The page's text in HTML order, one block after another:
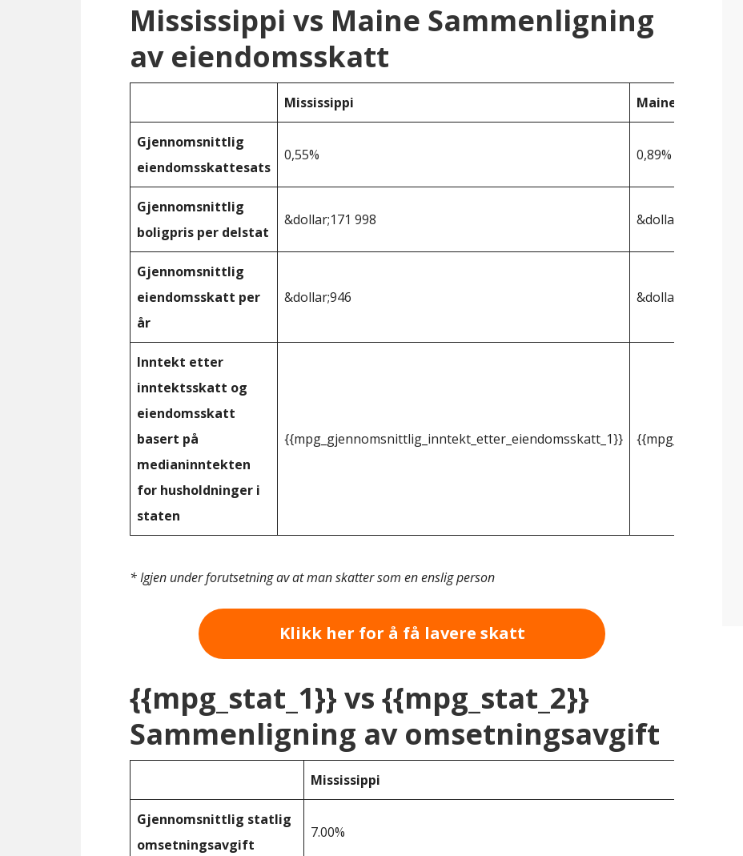
Mississippi vs Maine Sammenligning
av eiendomsskatt
Mississippi Maine
Gjennomsnittlig
eiendomsskattesats
0,55% 0,89%
Gjennomsnittlig
boligpris per delstat
&dollar;171 998 &dollar;380,374
Gjennomsnittlig
eiendomsskatt per
år
&dollar;946 &dollar;3 385
Inntekt etter
inntektsskatt og
eiendomsskatt
basert på
medianinntekten
for husholdninger i
staten
{{mpg_gjennomsnittlig_inntekt_etter_eiendomsskatt_1}}
* Igjen under forutsetning av at man skatter som en enslig person
Klikk her for å få lavere skatt
{{mpg_stat_1}} vs {{mpg_stat_2}}
Sammenligning av omsetningsavgift
Mississippi
Gjennomsnittlig statlig
omsetningsavgift
7.00%